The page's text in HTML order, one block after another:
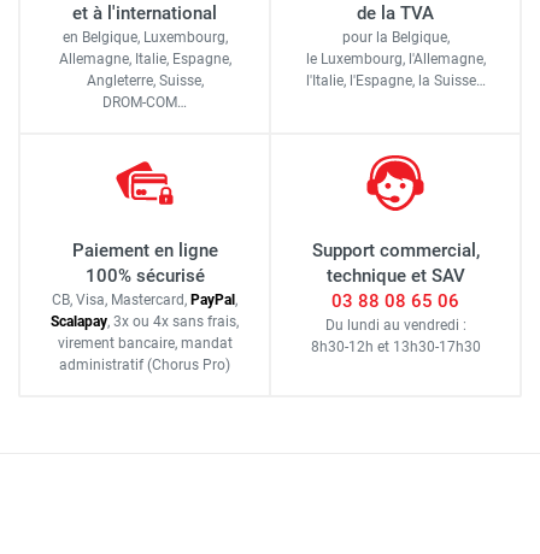
et à l'international
en Belgique, Luxembourg,
Allemagne, Italie, Espagne,
Angleterre, Suisse,
DROM-COM…
de la TVA
pour la Belgique,
le Luxembourg, l'Allemagne,
l'Italie, l'Espagne, la Suisse…
Paiement en ligne
100% sécurisé
CB, Visa, Mastercard, PayPal,
Scalapay, 3x ou 4x sans frais,
virement bancaire, mandat
administratif (Chorus Pro)
Support commercial,
technique et SAV
03 88 08 65 06
Du lundi au vendredi :
8h30-12h et 13h30-17h30